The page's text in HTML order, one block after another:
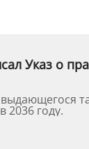
Указ о
2036 году.